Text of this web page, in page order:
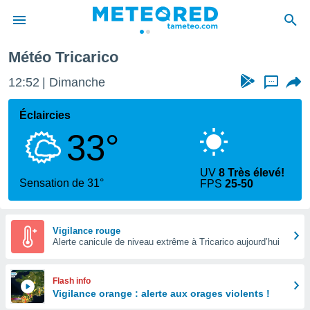
de
Météo Tricarico
12:52 Dimanche ...
Éclaircies
33°
Sensation de 31°
UV8 Très élevé!
FPS25-50
Vigilance rouge
Alerte canicule de niveau extrême à Tricarico aujourd’hui
Flash info
Vigilance orange : alerte aux orages violents !